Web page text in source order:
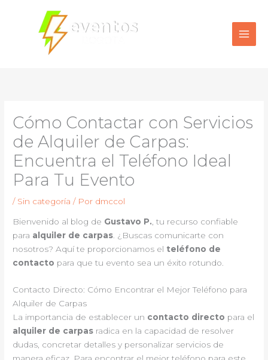
contenido
Cómo Contactar con Servicios
de Alquiler de Carpas:
Encuentra el Teléfono Ideal
Para Tu Evento
/ Sin categoría / Por dmccol
Bienvenido al blog de Gustavo P., tu recurso confiable
para alquiler de carpas. ¿Buscas comunicarte con
nosotros? Aquí te proporcionamos el teléfono de
contacto para que tu evento sea un éxito rotundo.
Contacto Directo: Cómo Encontrar el Mejor Teléfono para
Alquiler de Carpas
La importancia de establecer un contacto directo para el
alquiler de carpas radica en la capacidad de resolver
dudas, concretar detalles y personalizar servicios de